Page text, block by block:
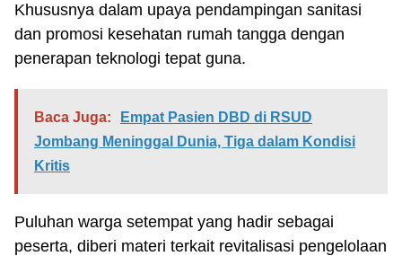
Khususnya dalam upaya pendampingan sanitasi
dan promosi kesehatan rumah tangga dengan
penerapan teknologi tepat guna.
Baca Juga:
Empat Pasien DBD di RSUD
Jombang Meninggal Dunia, Tiga dalam Kondisi
Kritis
Puluhan warga setempat yang hadir sebagai
peserta, diberi materi terkait revitalisasi pengelolaan